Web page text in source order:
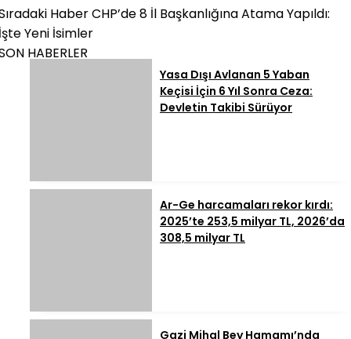
HaberCHP’de 8 İl Başkanlığına Atama Yapıldı:
Yeni İsimler
HABERLER
Yasa Dışı Avlanan 5 Yaban
Keçisi İçin 6 Yıl Sonra Ceza:
Devletin Takibi Sürüyor
Ar-Ge harcamaları rekor kırdı:
2025’te 253,5 milyar TL, 2026’da
308,5 milyar TL
Gazi Mihal Bey Hamamı’nda